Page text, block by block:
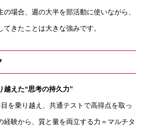
の場合、週の大半を部活動に使いながら、
きたことは大きな強みです。
越えた“思考の持久力”
を乗り越え、共通テストで高得点を取っ
経験から、質と量を両立する力＝マルチタ